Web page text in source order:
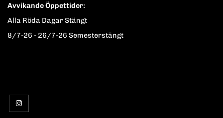
Avvikande Öppettider:
Alla Röda Dagar Stängt
8/7-26 - 26/7-26 Semesterstängt